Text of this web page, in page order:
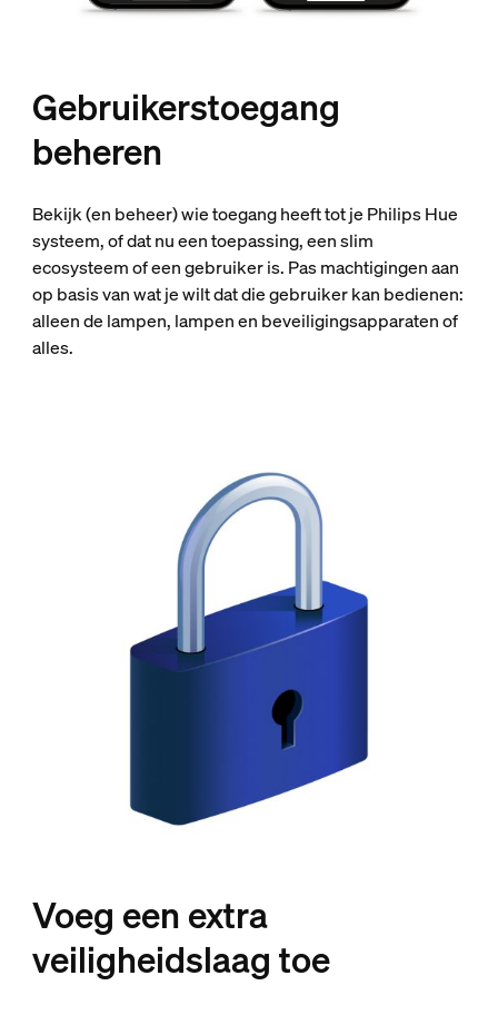
Gebruikerstoegang
beheren
Bekijk (en beheer) wie toegang heeft tot je Philips Hue
systeem, of dat nu een toepassing, een slim
ecosysteem of een gebruiker is. Pas machtigingen aan
op basis van wat je wilt dat die gebruiker kan bedienen:
alleen de lampen, lampen en beveiligingsapparaten of
alles.
Voeg een extra
veiligheidslaag toe